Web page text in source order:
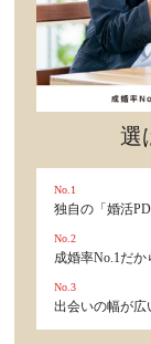
選
No.1
独自の「婚活
No.2
成婚率No.1だ
No.3
出会いの幅が広